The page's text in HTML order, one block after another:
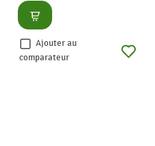
Consulter
Ajouter au
comparateur